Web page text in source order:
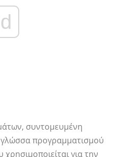
συντομευμένη
γλώσσα προγραμματισμού
για την